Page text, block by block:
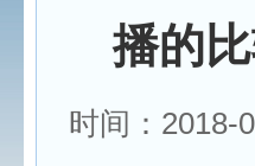
播的
时间：2018-